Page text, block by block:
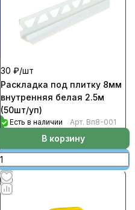
30 ₽/шт
Раскладка под плитку 8мм
внутренняя белая 2.5м
(50шт/уп)
Есть в наличии Арт. Вп8-001
В корзину